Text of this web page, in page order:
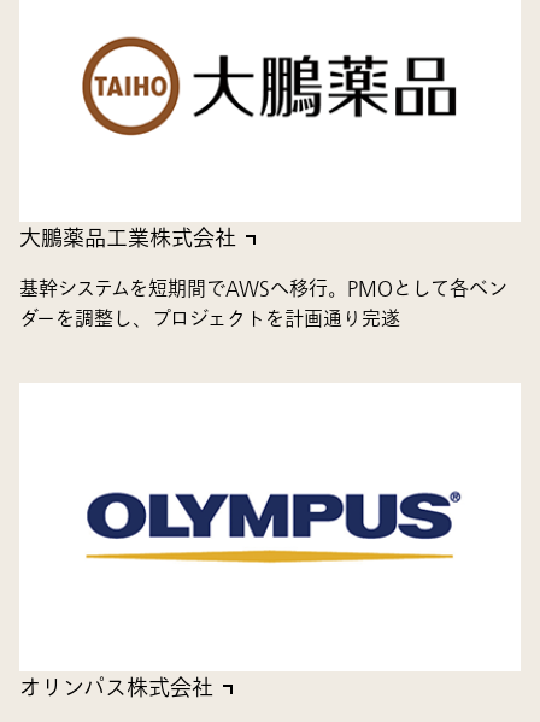
大鵬薬品工業株式会社
基幹システムを短期間でAWSへ移行。PMOとして各ベン
ダーを調整し、プロジェクトを計画通り完遂
オリンパス株式会社